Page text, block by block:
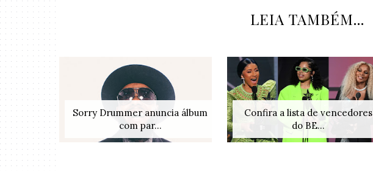
LEIA TAMBÉM...
Sorry Drummer anuncia álbum
com par...
Confira a lista de vencedores
do BE...